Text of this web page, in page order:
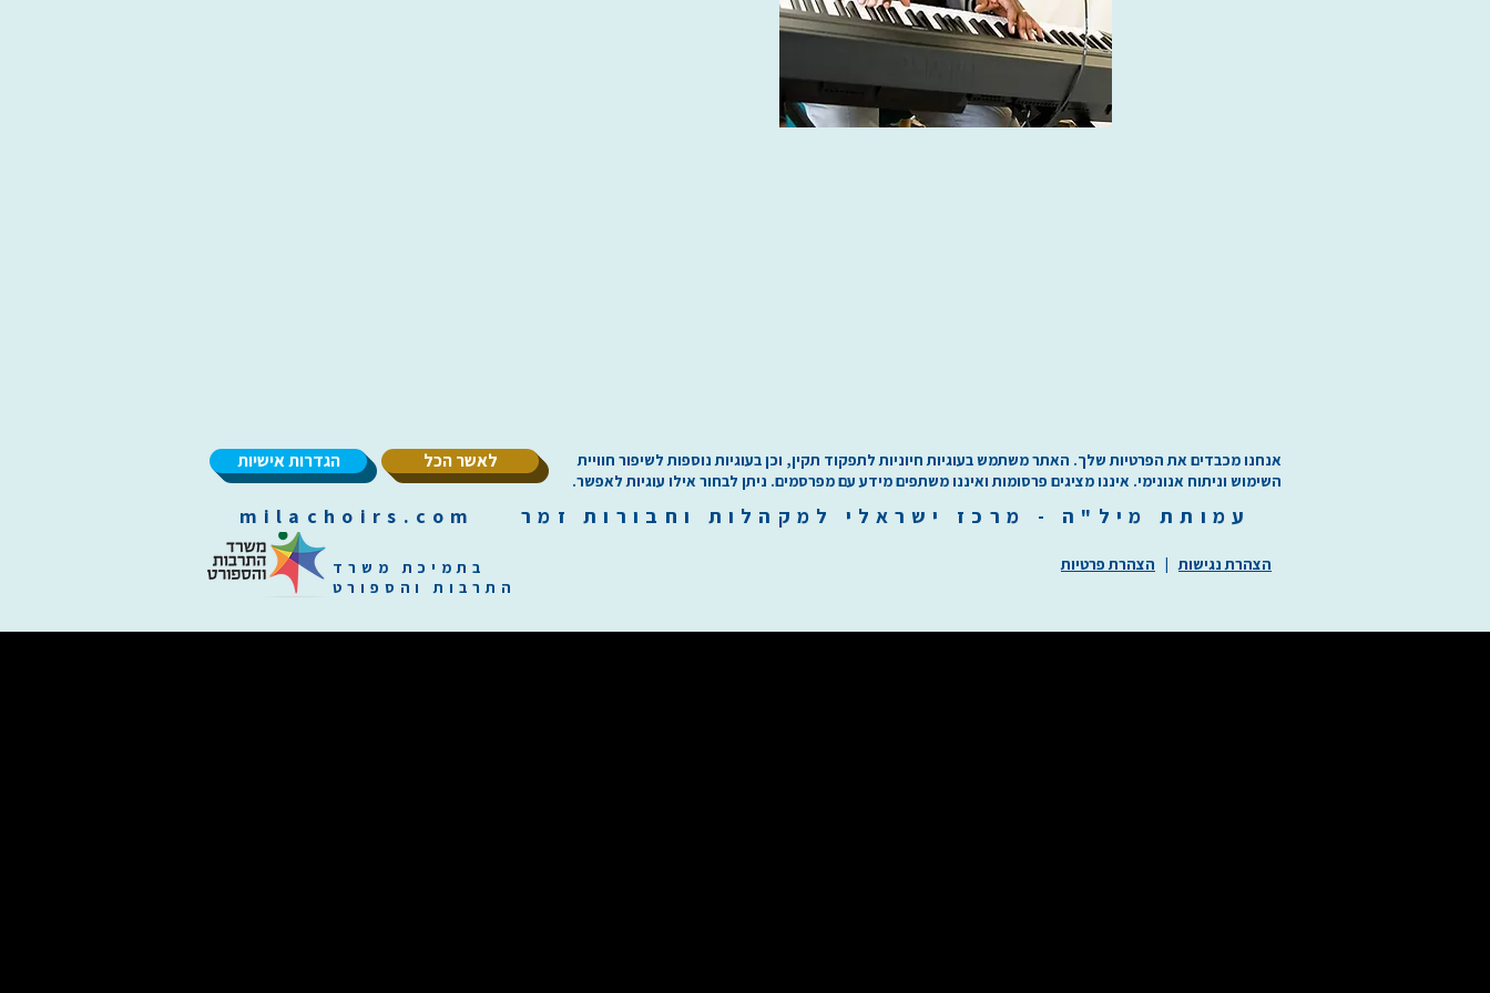
הגדרות אישיות לאשר הכל
אנחנו מכבדים את הפרטיות שלך. האתר משתמש בעוגיות חיוניות לתפקוד תקין, וכן בעוגיות נוספות לשיפור חוויית
השימוש וניתוח אנונימי. איננו מציגים פרסומות ואיננו משתפים מידע עם מפרסמים. ניתן לבחור אילו עוגיות לאפשר.
עמותת מיל"ה - מ רכז ישראלי למקהלות וחבורות זמר milachoirs.com
בתמיכת משרד
התרבות והספורט
הצהרת נגישות| הצהרת פרטיות